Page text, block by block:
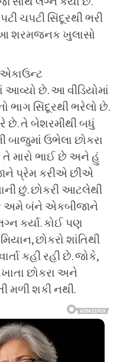
ચપટી સિંદૂરથી ભરી
શરમજનક ખુલાસો
એકાઉન્ટ
આવ્યો છે. આ વીડિયોમાં
ભાગ સિંદૂરથી ભરેલો છે.
છે. તે બેશરમીથી બધું
બાજુમાં ઉભેલા છોકરા
મારો ભાઈ છે અને હું
પ્રેમ કરીએ છીએ
છું. છોકરી આટલેથી
અમે બંને એકબીજાને
કર્યા. કોઈ પણ
છોકરો શાંતિથી
કહી રહી છે. જોકે,
છોકરા અને
મળી શકી નથી.